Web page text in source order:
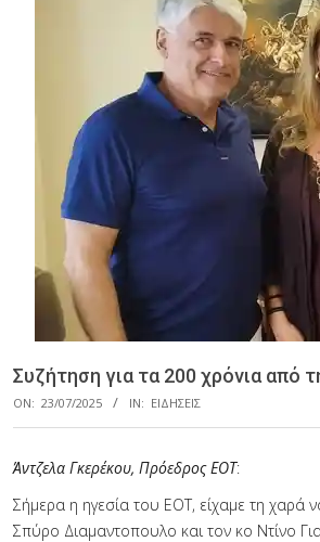
Συζήτηση για τα 200 χρόνια
ON: 23/07/2025 IN: ΕΙΔΗΣΕΙΣ
Άντζελα Γκερέκου, Πρόεδρος ΕΟΤ:
Σήμερα η ηγεσία του ΕΟΤ, είχαμε τη χαρά
Σπύρο Διαμαντοπουλο και τον κο Ντίνο